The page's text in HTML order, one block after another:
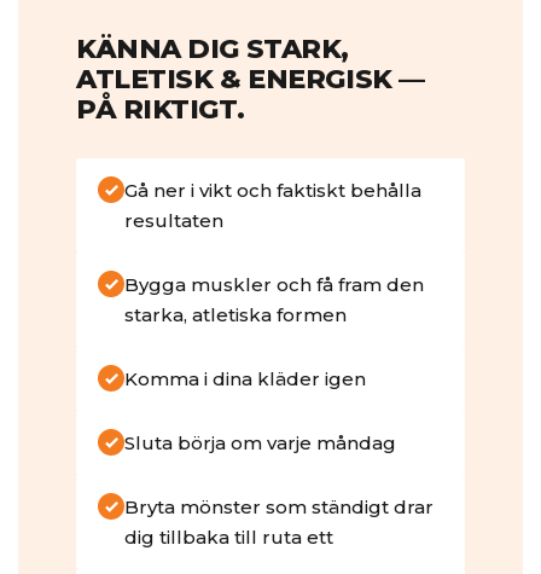
KÄNNA DIG STARK,
ATLETISK & ENERGISK —
PÅ RIKTIGT.
Gå ner i vikt och faktiskt behålla
resultaten
Bygga muskler och få fram den
starka, atletiska formen
Komma i dina kläder igen
Sluta börja om varje måndag
Bryta mönster som ständigt drar
dig tillbaka till ruta ett